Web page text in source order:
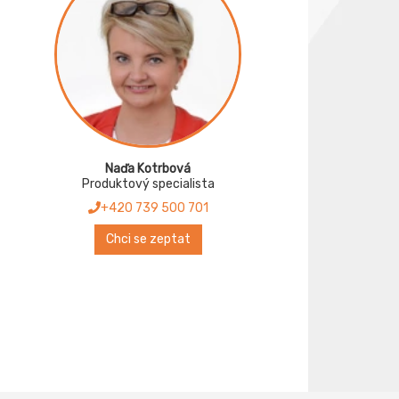
Naďa Kotrbová
Produktový specialista
+420 739 500 701
Chci se zeptat